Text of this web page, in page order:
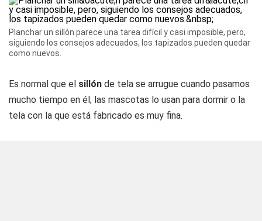
Planchar un sillón parece una tarea difícil y casi imposible, pero,
siguiendo los consejos adecuados, los tapizados pueden quedar
como nuevos.
Es normal que el sillón de tela se arrugue cuando pasamos
mucho tiempo en él; las mascotas lo usan para dormir o la
tela con la que está fabricado es muy fina.